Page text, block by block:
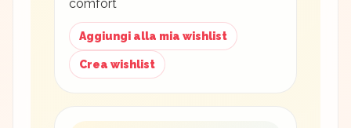
comfort
Aggiungi alla mia wishlist
Crea wishlist